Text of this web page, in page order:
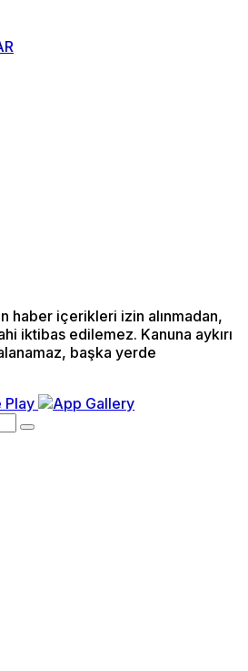
haber içerikleri izin alınmadan,
iktibas edilemez. Kanuna aykırı
başka yerde